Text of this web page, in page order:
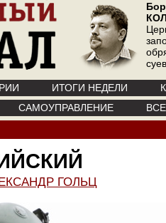
ИТОГИ НЕДЕЛИ
САМОУПРАВЛЕНИЕ
ГОЛЬЦ